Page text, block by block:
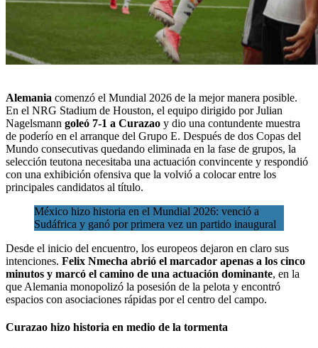
Alemania comenzó el Mundial 2026 de la mejor manera posible.
En el NRG Stadium de Houston, el equipo dirigido por Julian
Nagelsmann goleó 7-1 a Curazao y dio una contundente muestra
de poderío en el arranque del Grupo E. Después de dos Copas del
Mundo consecutivas quedando eliminada en la fase de grupos, la
selección teutona necesitaba una actuación convincente y respondió
con una exhibición ofensiva que la volvió a colocar entre los
principales candidatos al título.
México hizo historia en el Mundial 2026: venció a
Sudáfrica y ganó por primera vez un partido inaugural
Desde el inicio del encuentro, los europeos dejaron en claro sus
intenciones. Felix Nmecha abrió el marcador apenas a los cinco
minutos y marcó el camino de una actuación dominante, en la
que Alemania monopolizó la posesión de la pelota y encontró
espacios con asociaciones rápidas por el centro del campo.
Curazao hizo historia en medio de la tormenta